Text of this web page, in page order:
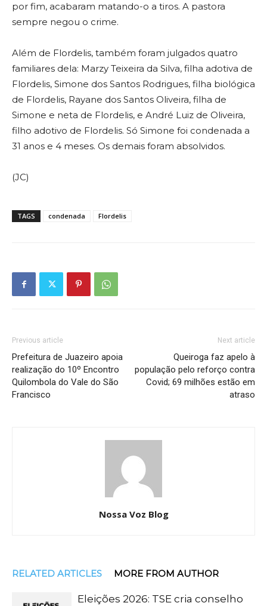
por fim, acabaram matando-o a tiros. A pastora
sempre negou o crime.
Além de Flordelis, também foram julgados quatro
familiares dela: Marzy Teixeira da Silva, filha adotiva de
Flordelis, Simone dos Santos Rodrigues, filha biológica
de Flordelis, Rayane dos Santos Oliveira, filha de
Simone e neta de Flordelis, e André Luiz de Oliveira,
filho adotivo de Flordelis. Só Simone foi condenada a
31 anos e 4 meses. Os demais foram absolvidos.
(JC)
TAGS condenada Flordelis
Previous article
Prefeitura de Juazeiro apoia
realização do 10º Encontro
Quilombola do Vale do São
Francisco
Next article
Queiroga faz apelo à
população pelo reforço contra
Covid; 69 milhões estão em
atraso
Nossa Voz Blog
RELATED ARTICLES MORE FROM AUTHOR
Eleições 2026: TSE cria conselho